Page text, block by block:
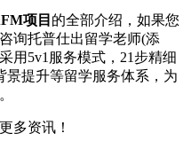
项目 的全部介绍，如果您
询托普仕出留学老师(添
采用5v1服务模式，21步精细
景提升等留学服务体系，为
多资讯！